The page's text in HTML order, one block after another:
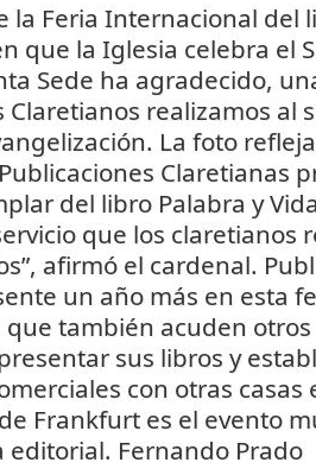
la Feria Internacional del
que la Iglesia celebra el
Sede ha agradecido,
Claretianos realizamos al
La foto
Claretianas
del libro Palabra y
que los claretianos
afirmó el cardenal.
un año más en esta
que también acuden
sus libros y
con otras
Frankfurt es el evento
editorial. Fernando Prado